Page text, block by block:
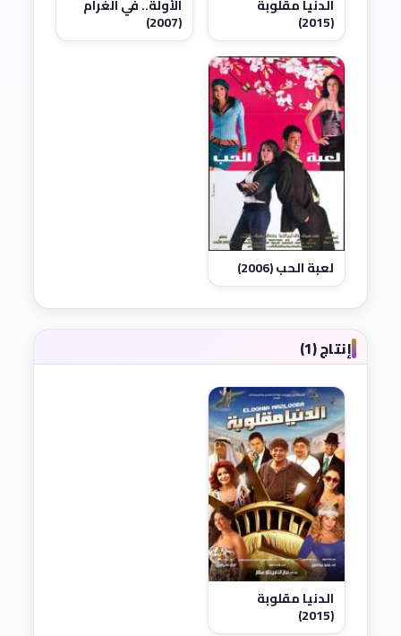
الدنيا مقلوبة
(2015)
الأولة.. في الغرام
(2007)
لعبة الحب (2006)
إنتاج (1)
الدنيا مقلوبة
(2015)